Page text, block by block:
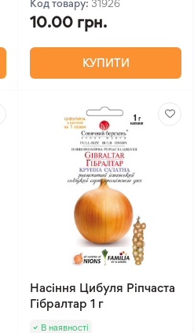
Код товару: 31926
10.00 грн.
КУПИТИ
Насіння Цибуля Ріпчаста
Гібралтар 1 г
В наявності